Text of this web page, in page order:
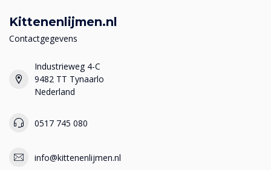
Kittenenlijmen.nl
Contactgegevens
Industrieweg 4-C
9482 TT Tynaarlo
Nederland
0517 745 080
info@kittenenlijmen.nl